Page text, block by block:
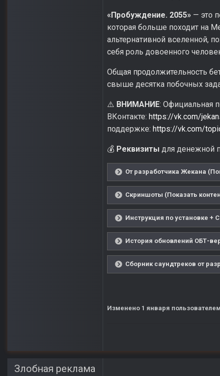
«Пробуждение. 2055» — это
которая больше походит на
альтернативной вселенной,
себя роль довоенного
Общая продолжительность
свыше десятка побочных
⚠️ ВНИМАНИЕ: Официальная
ВКонтакте: https://vk.com/
поддержке: https://vk.com/
💰 Реквизиты для денежной
От разработчика Жекана
Скриншоты (Показать
Инструкция по установке +
История обновлений ОБТ-
Сборник саундтреков от
Изменено 1 января
Злобная реклама